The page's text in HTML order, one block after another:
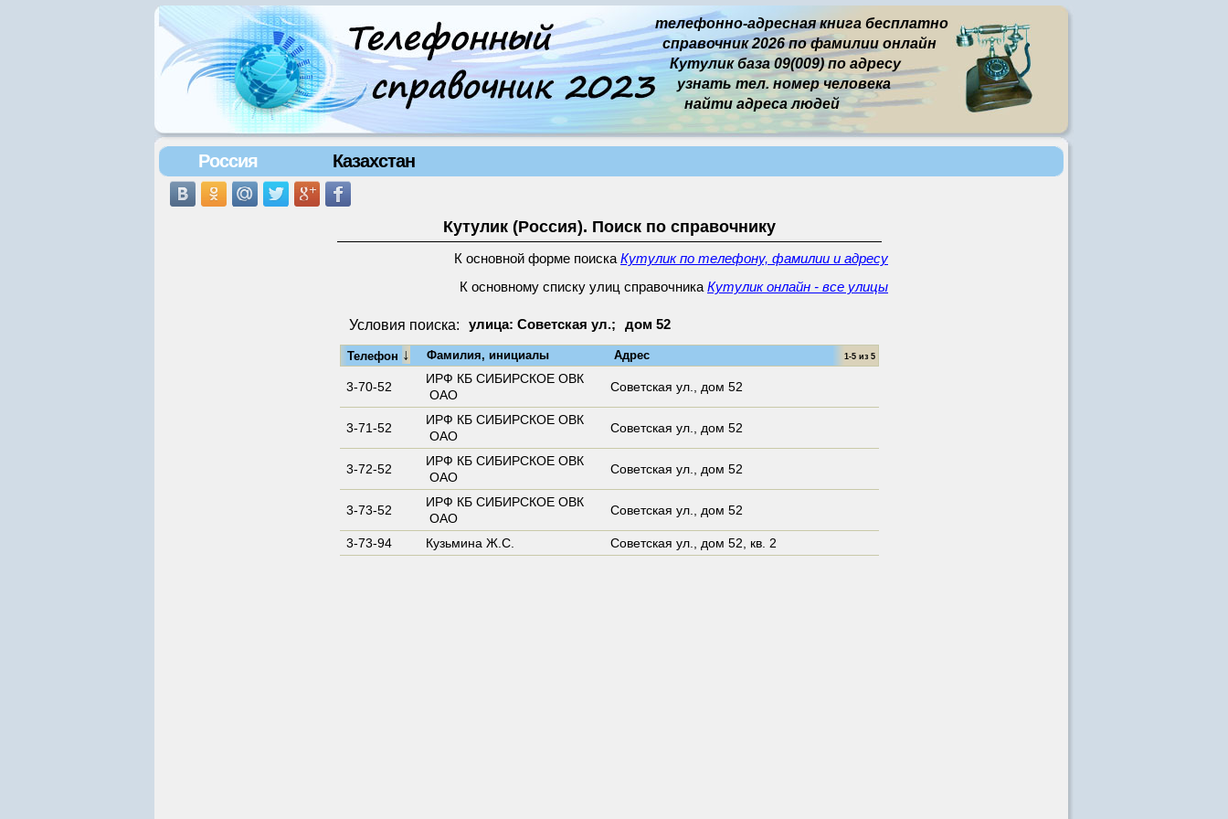
телефонно-адресная книга бесплатно
справочник 2026 по фамилии онлайн
Кутулик база 09(009) по адресу
узнать тел. номер человека
найти адреса людей
Россия Казахстан
Кутулик (Россия). Поиск по справочнику
К основной форме поиска Кутулик по телефону, фамилии и адресу
К основному списку улиц справочника Кутулик онлайн - все улицы
Условия поиска: улица: Советская ул.; дом 52
Телефон ↓ Фамилия, инициалы Адрес 1-5 из 5
3-70-52
ИРФ КБ СИБИРСКОЕ ОВК
ОАО
Советская ул., дом 52
3-71-52
ИРФ КБ СИБИРСКОЕ ОВК
ОАО
Советская ул., дом 52
3-72-52
ИРФ КБ СИБИРСКОЕ ОВК
ОАО
Советская ул., дом 52
3-73-52
ИРФ КБ СИБИРСКОЕ ОВК
ОАО
Советская ул., дом 52
3-73-94 Кузьмина Ж.С. Советская ул., дом 52 кв. 2